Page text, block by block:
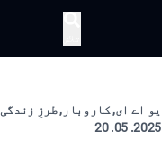
یو اے ای, کاروبار, طرزِ زندگی
2025. 05. 20